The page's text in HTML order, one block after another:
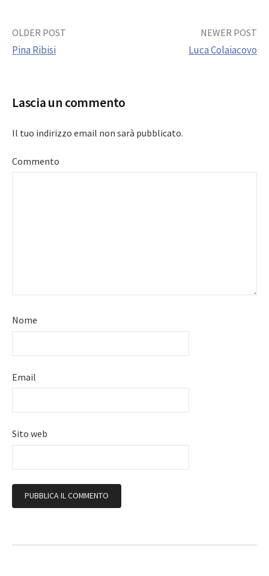
Post
OLDER POST
Pina Ribisi
NEWER POST
Luca Colaiacovo
Lascia un commento
Il tuo indirizzo email non sarà pubblicato.
Commento
Nome
Email
Sito web